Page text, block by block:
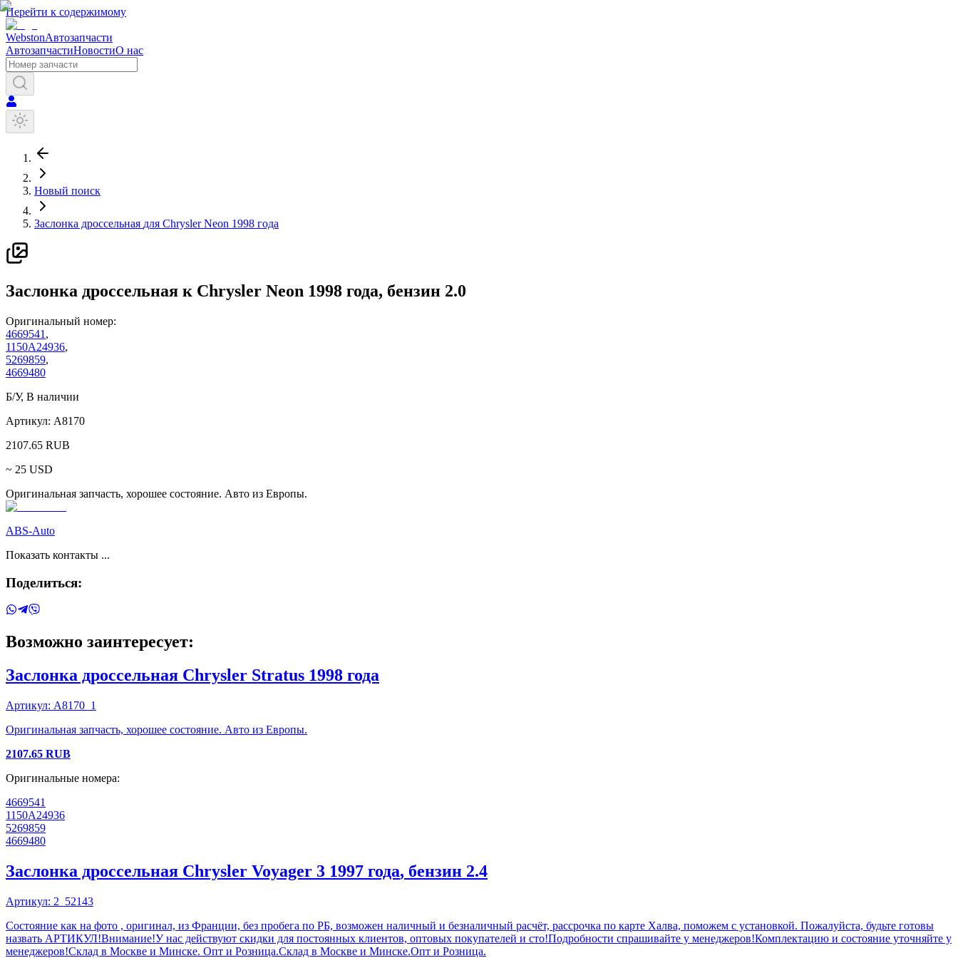
Перейти к содержимому
WebstonАвтозапчасти
АвтозапчастиНовостиО нас
Новый поиск
Заслонка дроссельная для Chrysler Neon 1998 года
Заслонка дроссельная к Chrysler Neon 1998 года, бензин 2.0
Оригинальный номер:
4669541 ,
1150A24936,
5269859,
4669480
Б/У, В наличии
Артикул: A8170
2107.65 RUB
~ 25 USD
Оригинальная запчасть, хорошее состояние. Авто из Европы.
ABS-Auto
Показать контакты ...
Поделиться:
Возможно заинтересует:
Заслонка дроссельная Chrysler Stratus 1998 года
Артикул: A8170_1
Оригинальная запчасть, хорошее состояние. Авто из Европы.
2107.65 RUB
Оригинальные номера:
4669541
1150A24936
5269859
4669480
Заслонка дроссельная Chrysler Voyager 3 1997 года, бензин 2.4
Артикул: 2_52143
Состояние как на фото , оригинал, из Франции, без пробега по РБ, возможен наличный и безналичный расчёт, рассрочка по карте Халва, поможем с установкой. Пожалуйста, будьте готовы
назвать АРТИКУЛ!Внимание!У нас действуют скидки для постоянных клиентов, оптовых покупателей и сто!Подробности спрашивайте у менеджеров!Комплектацию и состояние уточняйте у
менеджеров!Склад в Москве и Минске. Опт и Розница.Склад в Москве и Минске.Опт и Розница.